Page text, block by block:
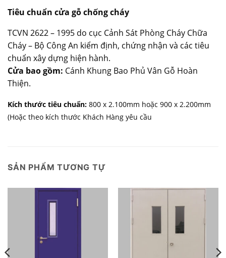
Tiêu chuẩn cửa gỗ chống cháy
TCVN 2622 – 1995 do cục Cảnh Sát Phòng Cháy Chữa
Cháy – Bộ Công An kiểm định, chứng nhận và các tiêu
chuẩn xây dựng hiện hành.
Cửa bao gồm: Cánh Khung Bao Phủ Vân Gỗ Hoàn
Thiện.
Kích thước tiêu chuẩn: 800 x 2.100mm hoặc 900 x 2.200mm
(Hoặc theo kích thước Khách Hàng yêu cầu
SẢN PHẨM TƯƠNG TỰ